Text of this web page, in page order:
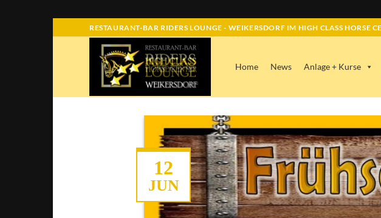
to
RESTAURANT-BAR RIDERS LOUNGE - WEIKERSDORF IM HIGH CLASS HORSE
Home News Anlage + Kurse
12
JUN